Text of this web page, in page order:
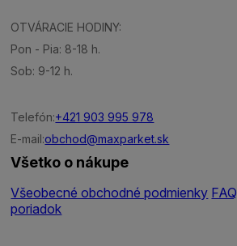
OTVÁRACIE HODINY:
Pon - Pia: 8-18 h.
Sob: 9-12 h.
Telefón:+421 903 995 978
E-mail:obchod@maxparket.sk
Všetko o nákupe
Všeobecné obchodné podmienky FAQ
poriadok